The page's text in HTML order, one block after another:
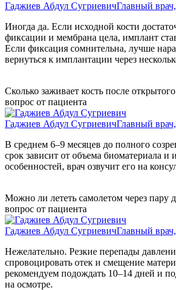
Гаджиев Абдул СугриевичГлавный
Иногда да. Если исходной кости
фиксации и мембрана цела, имплант
Если фиксация сомнительна, лучше
вернуться к имплантации через
Сколько заживает кость после
вопрос от пациента
Гаджиев Абдул СугриевичГлавный
В среднем 6–9 месяцев до полного
срок зависит от объема биоматериала
особенностей, врач озвучит его на
Можно ли лететь самолетом через пару
вопрос от пациента
Гаджиев Абдул СугриевичГлавный
Нежелательно. Резкие перепады
спровоцировать отек и смещение
рекомендуем подождать 10–14 дней и
на осмотре.